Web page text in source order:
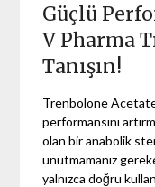
Güçlü
V Pharma
Tanışın!
Trenbolone
performansını
olan bir anabolik
unutmamanız
yalnızca doğru